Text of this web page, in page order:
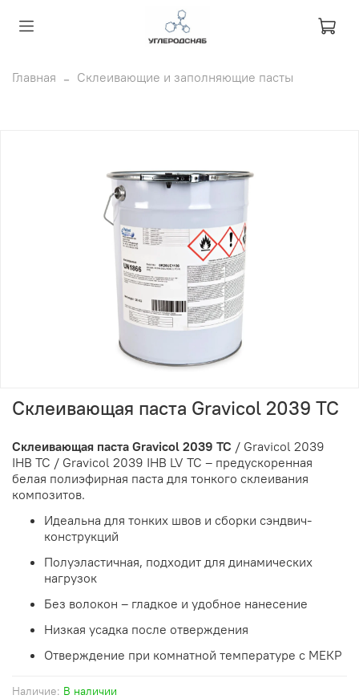
Главная Склеивающие и заполняющие пасты
Наличие: В наличии
Склеивающая паста Gravicol 2039 ТС
Склеивающая паста Gravicol 2039 ТС / Gravicol 2039
IHB ТС / Gravicol 2039 IHB LV ТС – предускоренная
белая полиэфирная паста для тонкого склеивания
композитов.
Идеальна для тонких швов и сборки сэндвич-
конструкций
Полуэластичная, подходит для динамических
нагрузок
Без волокон – гладкое и удобное нанесение
Низкая усадка после отверждения
Отверждение при комнатной температуре с МЕКР